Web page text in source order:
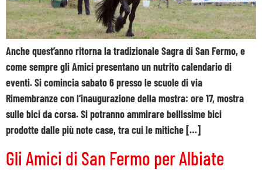
Anche quest’anno ritorna la tradizionale Sagra di San Fermo, e
come sempre gli Amici presentano un nutrito calendario di
eventi. Si comincia sabato 6 presso le scuole di via
Rimembranze con l’inaugurazione della mostra: ore 17, mostra
sulle bici da corsa. Si potranno ammirare bellissime bici
prodotte dalle più note case, tra cui le mitiche […]
Gli Amici di San Fermo per Albiate